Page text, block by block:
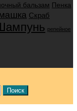
бальзам Пенка
Скраб
репейное
Поиск